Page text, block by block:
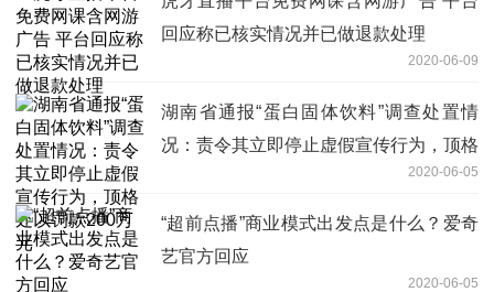
回应称已核实情况并已做退款处理
2020-06-09
湖南省通报“蛋白固体饮料”调查处置情
况：责令其立即停止虚假宣传行为，顶格
2020-06-05
“超前点播”商业模式出发点是什么？爱奇
艺官方回应
2020-06-05